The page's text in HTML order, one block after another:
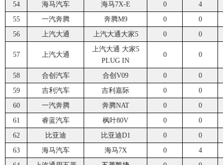
54
海马汽车 海马7X-E 0
4
55
一汽奔腾 奔腾M9 0
0
56
上汽大通 上汽大通大家5 0 0
57 上汽大通
上汽大通 大家5
PLUG IN
0 0
58 合创汽车 合创V09 0
0
59
吉利汽车 吉利嘉际 0
0
60
一汽奔腾 奔腾NAT 0
0
61
睿蓝汽车 枫叶80V 0
0
62
比亚迪 比亚迪D1 0
0
63
海马汽车 海马7X 0
4